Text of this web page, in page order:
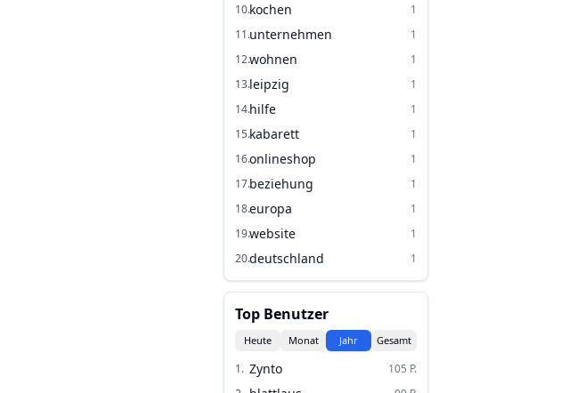
10.kochen
1
11.unternehmen
1
12.wohnen
1
13.leipzig
1
14.hilfe
1
15.kabarett
1
16.onlineshop
1
17.beziehung
1
18.europa
1
19.website
1
20.deutschland 1
Top Benutzer
Heute Monat Jahr Gesamt
1. Zynto 105 P.